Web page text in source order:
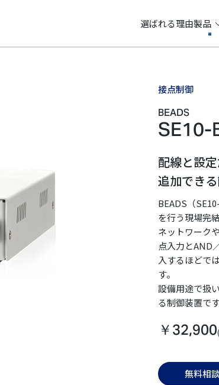
選ばれる理由製品
接点制御
BEADS
SE10-
配線と設
追加でき
BEADS（
を行う現場完
ネットワーク
点入力とAND
入するほどで
す。
設備用途で扱
る制御装置です
￥32,900
無料相